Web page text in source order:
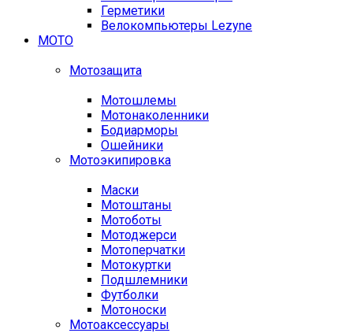
Герметики
Велокомпьютеры Lezyne
МОТО
Мотозащита
Мотошлемы
Мотонаколенники
Бодиарморы
Ошейники
Мотоэкипировка
Маски
Мотоштаны
Мотоботы
Мотоджерси
Мотоперчатки
Мотокуртки
Подшлемники
Футболки
Мотоноски
Мотоаксессуары